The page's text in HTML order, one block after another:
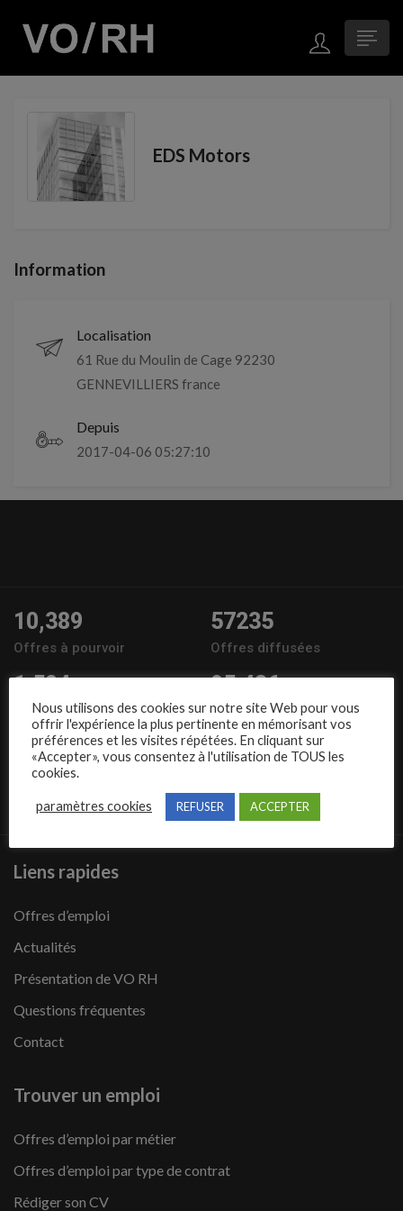
EDS Motors
Information
Localisation
61 Rue du Moulin de Cage 92230
GENNEVILLIERS france
Depuis
2017-04-06 05:27:10
10,389
Offres à pourvoir
57235
Offres diffusées
1,504
Entreprises
95,486
Candidats
Nous suivre
Liens rapides
Offres d’emploi
Actualités
Présentation de VO RH
Questions fréquentes
Contact
Trouver un emploi
Offres d’emploi par métier
Offres d’emploi par type de contrat
Rédiger son CV
Nous utilisons des cookies sur notre site Web pour vous
offrir l'expérience la plus pertinente en mémorisant vos
préférences et les visites répétées. En cliquant sur
«Accepter», vous consentez à l'utilisation de TOUS les
cookies.
paramètres cookies REFUSER ACCEPTER